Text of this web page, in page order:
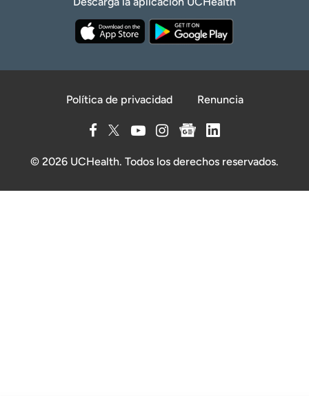
Política de privacidad Renuncia
© 2026 UCHealth. Todos los derechos reservados.